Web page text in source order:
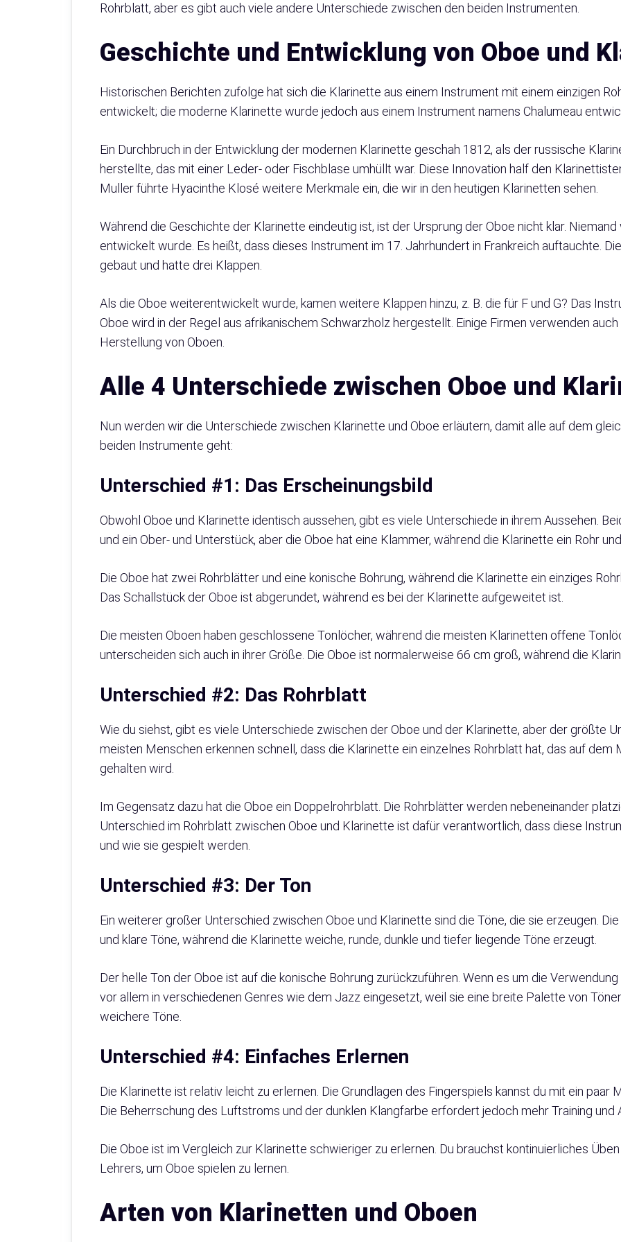
Rohrblatt, aber es gibt auch viele andere Unterschiede zwischen den beiden Instrumenten.
Geschichte und Entwicklung von Oboe und
Historischen Berichten zufolge hat sich die Klarinette aus einem Instrument mit einem einzigen
entwickelt; die moderne Klarinette wurde jedoch aus einem Instrument namens Chalumeau
Ein Durchbruch in der Entwicklung der modernen Klarinette geschah 1812, als der russische
herstellte, das mit einer Leder- oder Fischblase umhüllt war. Diese Innovation half den
Muller führte Hyacinthe Klosé weitere Merkmale ein, die wir in den heutigen Klarinetten sehen.
Während die Geschichte der Klarinette eindeutig ist, ist der Ursprung der Oboe nicht klar.
entwickelt wurde. Es heißt, dass dieses Instrument im 17. Jahrhundert in Frankreich auftauchte.
gebaut und hatte drei Klappen.
Als die Oboe weiterentwickelt wurde, kamen weitere Klappen hinzu, z. B. die für F und G? Das
Oboe wird in der Regel aus afrikanischem Schwarzholz hergestellt. Einige Firmen verwenden
Herstellung von Oboen.
Alle 4 Unterschiede zwischen Oboe und
Nun werden wir die Unterschiede zwischen Klarinette und Oboe erläutern, damit alle auf dem
beiden Instrumente geht:
Unterschied #1: Das Erscheinungsbild
Obwohl Oboe und Klarinette identisch aussehen, gibt es viele Unterschiede in ihrem Aussehen.
und ein Ober- und Unterstück, aber die Oboe hat eine Klammer, während die Klarinette ein Rohr
Die Oboe hat zwei Rohrblätter und eine konische Bohrung, während die Klarinette ein einziges
Das Schallstück der Oboe ist abgerundet, während es bei der Klarinette aufgeweitet ist.
Die meisten Oboen haben geschlossene Tonlöcher, während die meisten Klarinetten offene
unterscheiden sich auch in ihrer Größe. Die Oboe ist normalerweise 66 cm groß, während die
Unterschied #2: Das Rohrblatt
Wie du siehst, gibt es viele Unterschiede zwischen der Oboe und der Klarinette, aber der größte
meisten Menschen erkennen schnell, dass die Klarinette ein einzelnes Rohrblatt hat, das auf dem
gehalten wird.
Im Gegensatz dazu hat die Oboe ein Doppelrohrblatt. Die Rohrblätter werden nebeneinander
Unterschied im Rohrblatt zwischen Oboe und Klarinette ist dafür verantwortlich, dass diese
und wie sie gespielt werden.
Unterschied #3: Der Ton
Ein weiterer großer Unterschied zwischen Oboe und Klarinette sind die Töne, die sie erzeugen.
und klare Töne, während die Klarinette weiche, runde, dunkle und tiefer liegende Töne erzeugt.
Der helle Ton der Oboe ist auf die konische Bohrung zurückzuführen. Wenn es um die
vor allem in verschiedenen Genres wie dem Jazz eingesetzt, weil sie eine breite Palette von
weichere Töne.
Unterschied #4: Einfaches Erlernen
Die Klarinette ist relativ leicht zu erlernen. Die Grundlagen des Fingerspiels kannst du mit ein paar
Die Beherrschung des Luftstroms und der dunklen Klangfarbe erfordert jedoch mehr Training und
Die Oboe ist im Vergleich zur Klarinette schwieriger zu erlernen. Du brauchst kontinuierliches
Lehrers, um Oboe spielen zu lernen.
Arten von Klarinetten und Oboen